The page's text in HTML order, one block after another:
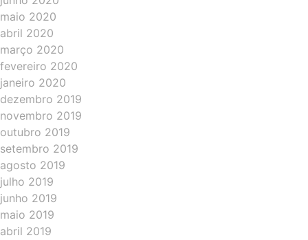
maio 2020
abril 2020
março 2020
fevereiro 2020
janeiro 2020
dezembro 2019
novembro 2019
outubro 2019
setembro 2019
agosto 2019
julho 2019
junho 2019
maio 2019
abril 2019